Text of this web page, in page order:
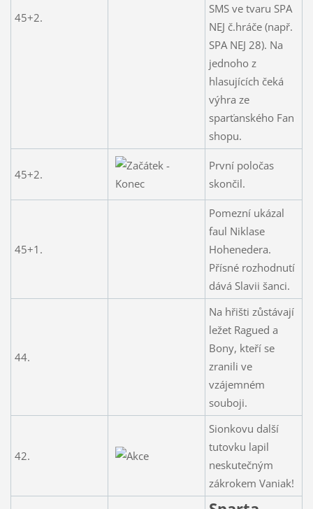
45+2.
SMS ve tvaru SPA
NEJ č.hráče (např.
SPA NEJ 28). Na
jednoho z
hlasujících čeká
výhra ze
sparťanského Fan
shopu.
45+2.
První poločas
skončil.
45+1.
Pomezní ukázal
faul Niklase
Hohenedera.
Přísné rozhodnutí
dává Slavii šanci.
44.
Na hřišti zůstávají
ležet Ragued a
Bony, kteří se
zranili ve
vzájemném
souboji.
42.
Sionkovu další
tutovku lapil
neskutečným
zákrokem Vaniak!